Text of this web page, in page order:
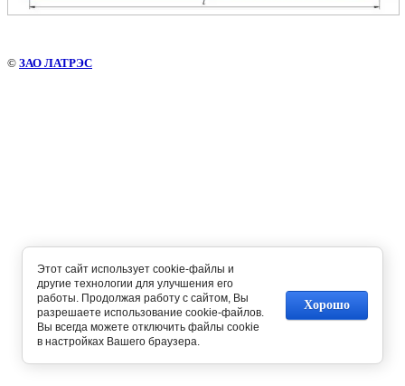
© ЗАО ЛАТРЭС
Этот сайт использует cookie-файлы и
другие технологии для улучшения его
работы. Продолжая работу с сайтом, Вы
разрешаете использование cookie-файлов.
Вы всегда можете отключить файлы cookie
в настройках Вашего браузера.
Хорошо